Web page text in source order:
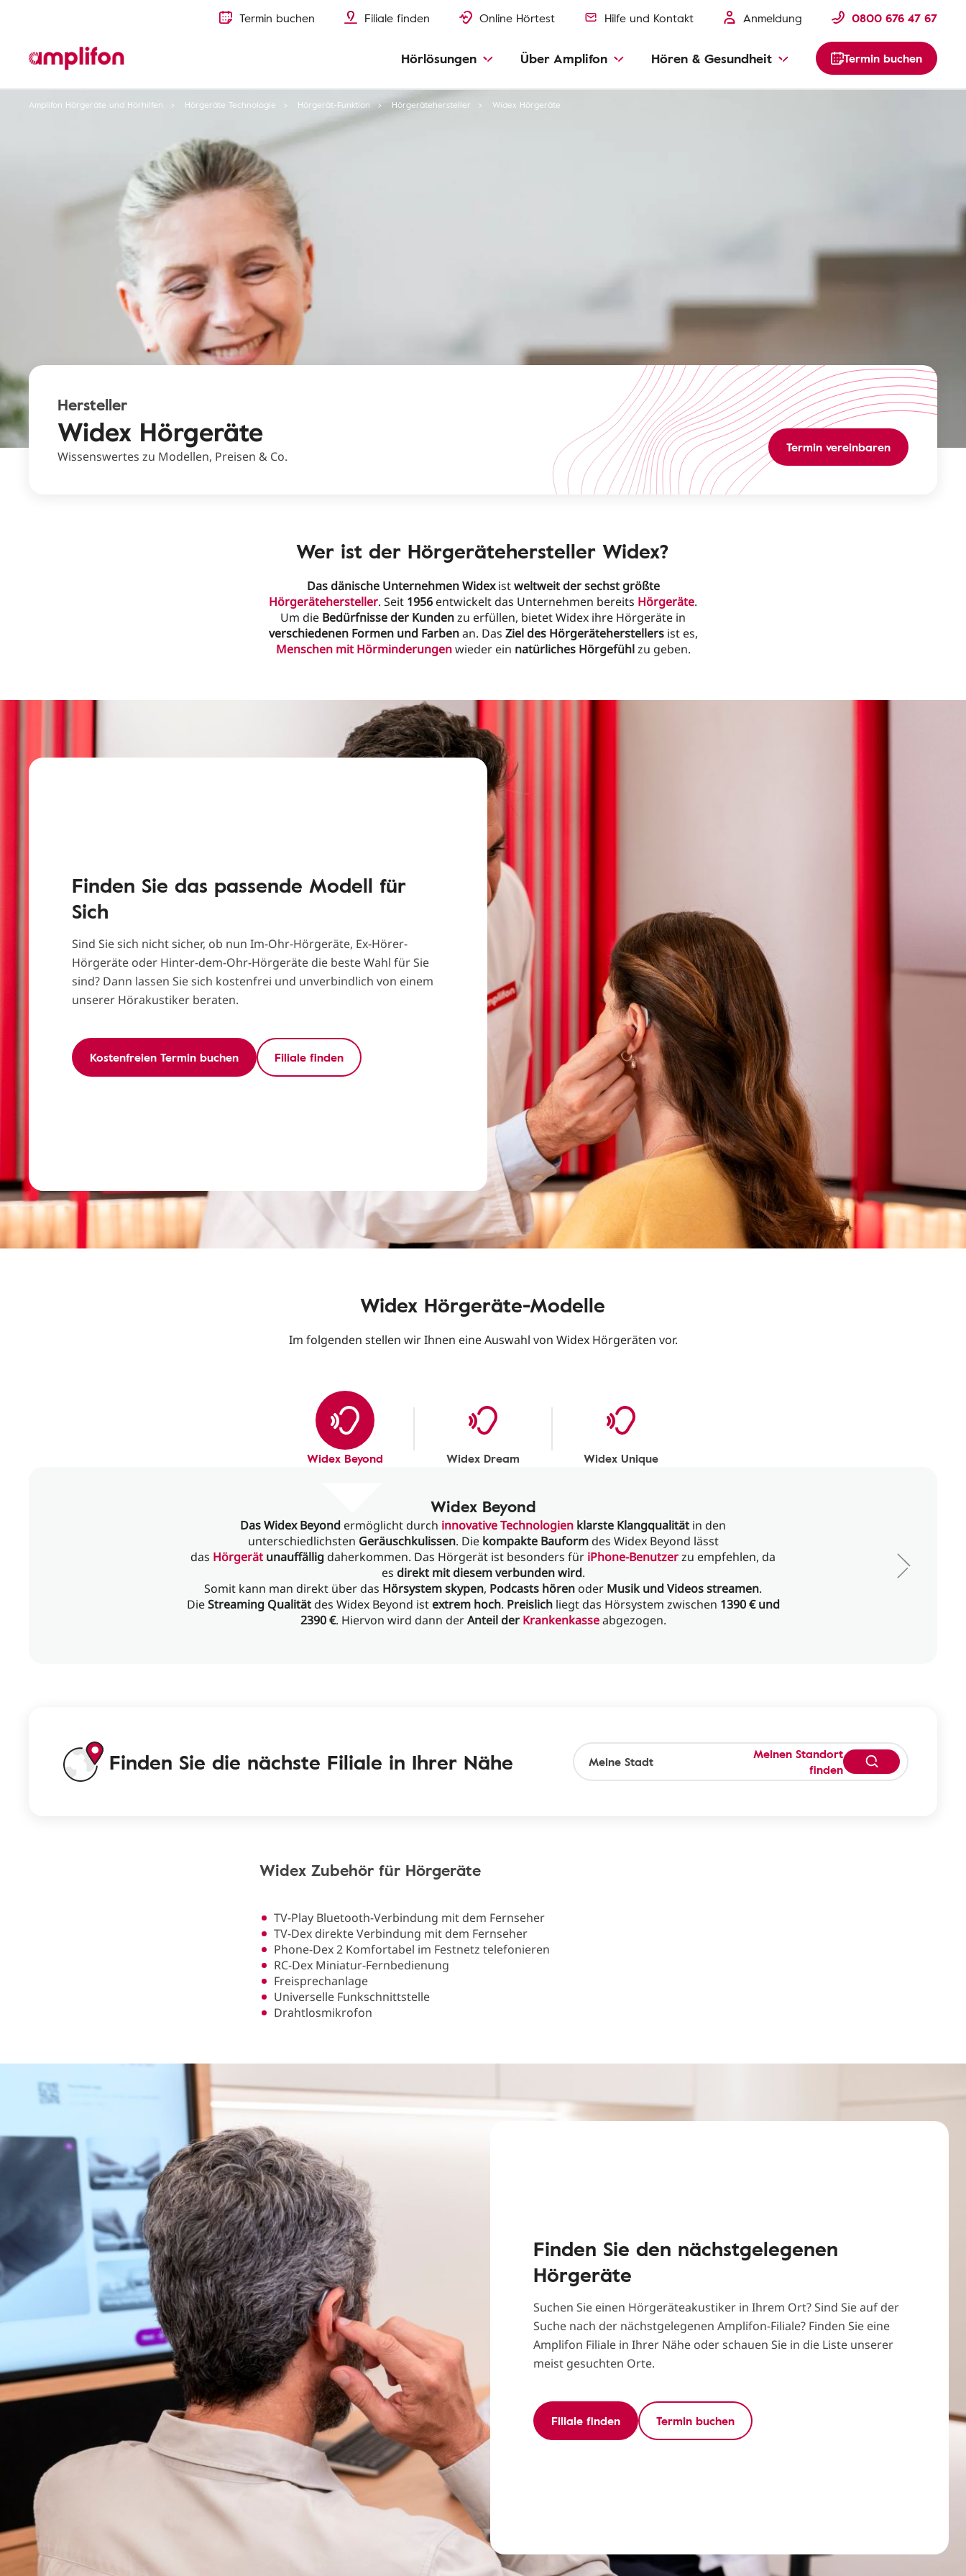
Termin buchen Filiale finden Online Hörtest Hilfe und Kontakt Anmeldung 0800 676 47 67
Hörlösungen Über Amplifon Hören & Gesundheit Termin buchen
Amplifon Hörgeräte und Hörhilfen Hörgeräte Technologie Hörgerät-Funktion Hörgerätehersteller Widex Hörgeräte
Hersteller
Widex Hörgeräte
Wissenswertes zu Modellen, Preisen & Co.
Termin vereinbaren
Wer ist der Hörgerätehersteller Widex?
Das dänische Unternehmen Widexistweltweit der sechst größte
Hörgerätehersteller. Seit 1956 entwickelt das Unternehmen bereits Hörgeräte.
Um die Bedürfnisse der Kundenzu erfüllen, bietet Widex ihre Hörgeräte in
verschiedenen Formen und Farbenan. Das Ziel des Hörgeräteherstellersist es,
Menschen mit Hörminderungenwieder ein natürliches Hörgefühlzu geben.
Finden Sie das passende Modell für
Sich
Sind Sie sich nicht sicher, ob nun Im-Ohr-Hörgeräte, Ex-Hörer-
Hörgeräte oder Hinter-dem-Ohr-Hörgeräte die beste Wahl für Sie
sind? Dann lassen Sie sich kostenfrei und unverbindlich von einem
unserer Hörakustiker beraten.
Kostenfreien Termin buchen Filiale finden
Widex Hörgeräte-Modelle
Im folgenden stellen wir Ihnen eine Auswahl von Widex Hörgeräten vor.
Widex Beyond Widex Dream Widex Unique
Widex Beyond
Das Widex Beyond ermöglicht durch innovative Technologien klarste Klangqualität in den
unterschiedlichsten Geräuschkulissen. Die kompakte Bauformdes Widex Beyond lässt
das Hörgerät unauffälligdaherkommen. Das Hörgerät ist besonders für iPhone-Benutzerzu empfehlen, da
es direkt mit diesem verbunden wird.
Somit kann man direkt über das Hörsystemskypen, Podcasts hörenoder Musik und Videos streamen.
DieStreaming Qualitätdes Widex Beyond ist extrem hoch. Preislichliegt das Hörsystem zwischen 1390 € und
2390 €. Hiervon wird dann derAnteil der Krankenkasseabgezogen.
Finden Sie die nächste Filiale in Ihrer Nähe
Meinen Standort
finden
Widex Zubehör für Hörgeräte
TV-Play Bluetooth-Verbindung mit dem Fernseher
TV-Dex direkte Verbindung mit dem Fernseher
Phone-Dex 2 Komfortabel im Festnetz telefonieren
RC-Dex Miniatur-Fernbedienung
Freisprechanlage
Universelle Funkschnittstelle
Drahtlosmikrofon
Finden Sie den nächstgelegenen
Hörgeräte
Suchen Sie einen Hörgeräteakustiker in Ihrem Ort? Sind Sie auf der
Suche nach der nächstgelegenen Amplifon-Filiale? Finden Sie eine
Amplifon Filiale in Ihrer Nähe oder schauen Sie in die Liste unserer
meist gesuchten Orte.
Filiale finden Termin buchen